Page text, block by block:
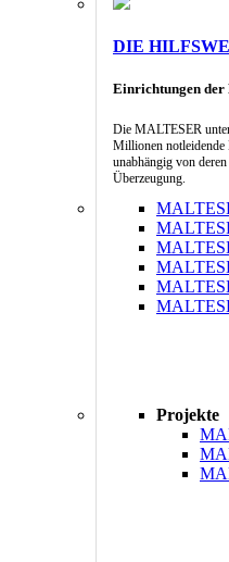
DIE
Einrichtungen der
Die MALTESER
Millionen notleidende
unabhängig von
Überzeugung.
Projekte